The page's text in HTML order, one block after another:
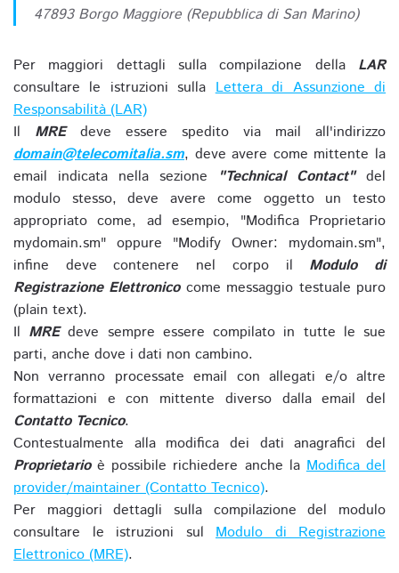
47893 Borgo Maggiore (Repubblica di San Marino)
Per maggiori dettagli sulla compilazione della LAR
consultare le istruzioni sullaLettera di Assunzione di
Responsabilità (LAR)
Il MREdeve essere spedito via mail all'indirizzo
domain@telecomitalia.sm, deve avere come mittente la
email indicata nella sezione
"Technical Contact"del
modulo stesso, deve avere come oggetto un testo
appropriato come, ad esempio, "Modifica Proprietario
mydomain.sm" oppure "Modify Owner: mydomain.sm",
infine deve contenere nel corpo il Modulo di
Registrazione Elettronicocome messaggio testuale puro
(plain text).
Il MREdeve sempre essere compilato in tutte le sue
parti, anche dove i dati non cambino.
Non verranno processate email con allegati e/o altre
formattazioni e con mittente diverso dalla email del
Contatto Tecnico.
Contestualmente alla modifica dei dati anagrafici del
Proprietarioè possibile richiedere anche laModifica del
provider/maintainer (Contatto Tecnico).
Per maggiori dettagli sulla compilazione del modulo
consultare le istruzioni sul Modulo di Registrazione
Elettronico (MRE).